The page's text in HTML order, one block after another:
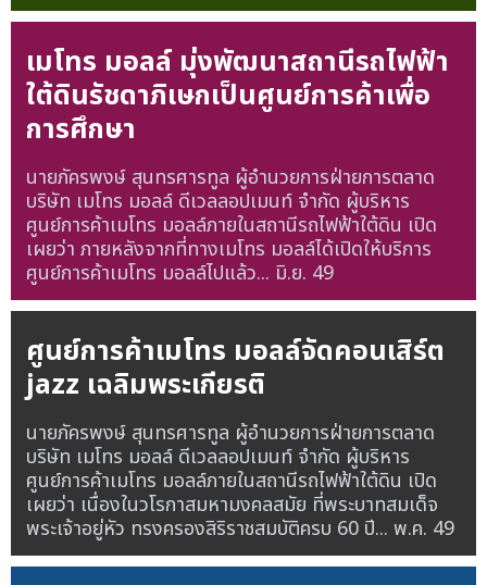
เมโทร มอลล์ มุ่งพัฒนาสถานีรถไฟฟ้า
ใต้ดินรัชดาภิเษกเป็นศูนย์การค้าเพื่อ
การศึกษา
นายภัครพงษ์ สุนทรศารทูล ผู้อำนวยการฝ่ายการตลาด
บริษัท เมโทร มอลล์ ดีเวลลอปเมนท์ จำกัด ผู้บริหาร
ศูนย์การค้าเมโทร มอลล์ภายในสถานีรถไฟฟ้าใต้ดิน เปิด
เผยว่า ภายหลังจากที่ทางเมโทร มอลล์ได้เปิดให้บริการ
ศูนย์การค้าเมโทร มอลล์ไปแล้ว... มิ.ย. 49
ศูนย์การค้าเมโทร มอลล์จัดคอนเสิร์ต
jazz เฉลิมพระเกียรติ
นายภัครพงษ์ สุนทรศารทูล ผู้อำนวยการฝ่ายการตลาด
บริษัท เมโทร มอลล์ ดีเวลลอปเมนท์ จำกัด ผู้บริหาร
ศูนย์การค้าเมโทร มอลล์ภายในสถานีรถไฟฟ้าใต้ดิน เปิด
เผยว่า เนื่องในวโรกาสมหามงคลสมัย ที่พระบาทสมเด็จ
พระเจ้าอยู่หัว ทรงครองสิริราชสมบัติครบ 60 ปี... พ.ค. 49